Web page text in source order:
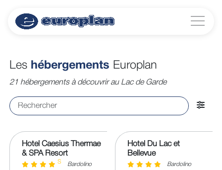
Les hébergements Europlan
21 hébergements à découvrir au Lac de Garde
Hotel Caesius Thermae
& SPA Resort
S Bardolino
Hotel Du Lac et
Bellevue
Bardolino